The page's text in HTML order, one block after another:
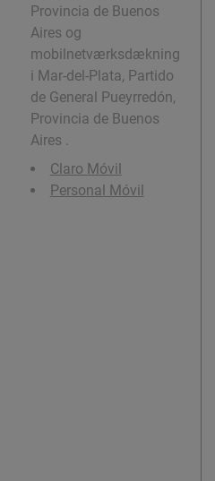
Provincia de Buenos
Aires og
mobilnetværksdækning
i Mar-del-Plata, Partido
de General Pueyrredón,
Provincia de Buenos
Aires .
Claro Móvil
Personal Móvil